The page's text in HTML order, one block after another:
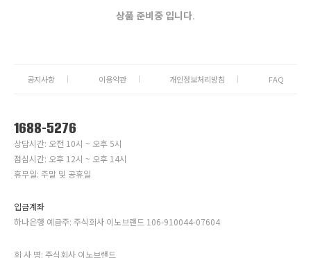
상품 준비중 입니다.
공지사항 이용약관 개인정보처리방침 FAQ
1688-5276
상담시간: 오전 10시 ~ 오후 5시
점심시간: 오후 12시 ~ 오후 14시
휴무일: 주말 및 공휴일
입금계좌
하나은행 예금주: 주식회사 이노브랜드 106-910044-07604
회 사 명: 주식회사 이노브랜드